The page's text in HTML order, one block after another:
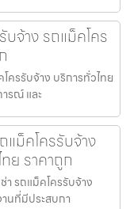
บจ้าง รถแม็คโคร
โครรับจ้าง บริการทั่วไทย
รณ์ และ
แม็คโครรับจ้าง
ย ราคาถูก
า รถแม็คโครรับจ้าง
นที่มีประสบกา